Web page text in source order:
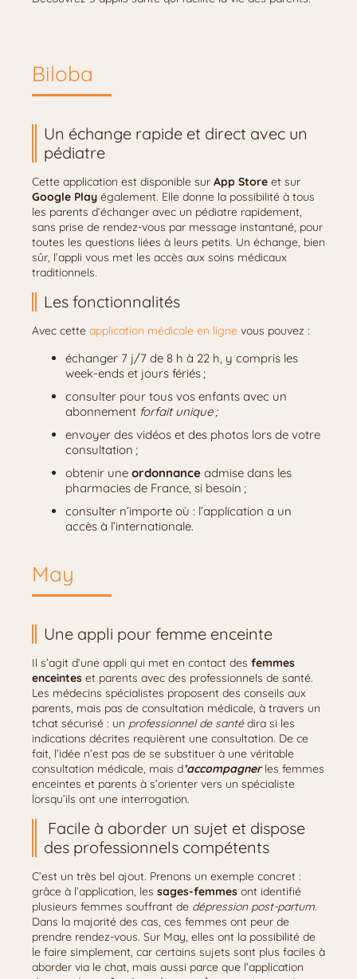
Biloba
Un échange rapide et direct avec un
pédiatre
Cette application est disponible sur App Store et sur
Google Play également. Elle donne la possibilité à tous
les parents d’échanger avec un pédiatre rapidement,
sans prise de rendez-vous par message instantané, pour
toutes les questions liées à leurs petits. Un échange, bien
sûr, l’appli vous met les accès aux soins médicaux
traditionnels.
Les fonctionnalités
Avec cette application médicale en ligne vous pouvez :
échanger 7 j/7 de 8 h à 22 h, y compris les
week-ends et jours fériés ;
consulter pour tous vos enfants avec un
abonnement forfait unique ;
envoyer des vidéos et des photos lors de votre
consultation ;
obtenir une ordonnance admise dans les
pharmacies de France, si besoin ;
consulter n’importe où : l’application a un
accès à l’internationale.
May
Une appli pour femme enceinte
Il s’agit d’une appli qui met en contact des femmes
enceintes et parents avec des professionnels de santé.
Les médecins spécialistes proposent des conseils aux
parents, mais pas de consultation médicale, à travers un
tchat sécurisé : un professionnel de santédira si les
indications décrites requièrent une consultation. De ce
fait, l’idée n’est pas de se substituer à une véritable
consultation médicale, mais d’accompagnerles femmes
enceintes et parents à s’orienter vers un spécialiste
lorsqu’ils ont une interrogation.
Facile à aborder un sujet et dispose
des professionnels compétents
C’est un très bel ajout. Prenons un exemple concret :
grâce à l’application, les sages-femmes ont identifié
plusieurs femmes souffrant de dépression post-partum.
Dans la majorité des cas, ces femmes ont peur de
prendre rendez-vous. Sur May, elles ont la possibilité de
le faire simplement, car certains sujets sont plus faciles à
aborder via le chat, mais aussi parce que l’application